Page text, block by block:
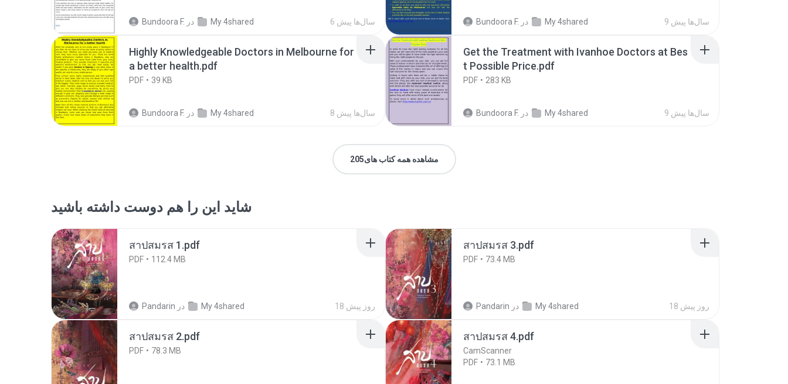
Bundoora F. در My 4shared 6 سال‌ها پیش Bundoora F. در My 4shared 9 سال‌ها پیش
Highly Knowledgeable Doctors in Melbourne for
a better health.pdf
PDF 39 KB
Bundoora F. در My 4shared 8 سال‌ها پیش
Get the Treatment with Ivanhoe Doctors at Bes
t Possible Price.pdf
PDF 283 KB
Bundoora F. در My 4shared 9 سال‌ها پیش
مشاهده همه کتاب های205
شاید این را هم دوست داشته باشید
สาปสมรส 1.pdf
PDF 112.4 MB
Pandarin در My 4shared 18 روز پیش
สาปสมรส 3.pdf
PDF 73.4 MB
Pandarin در My 4shared 18 روز پیش
สาปสมรส 2.pdf
PDF 78.3 MB
สาปสมรส 4.pdf
CamScanner
PDF
73.1 MB